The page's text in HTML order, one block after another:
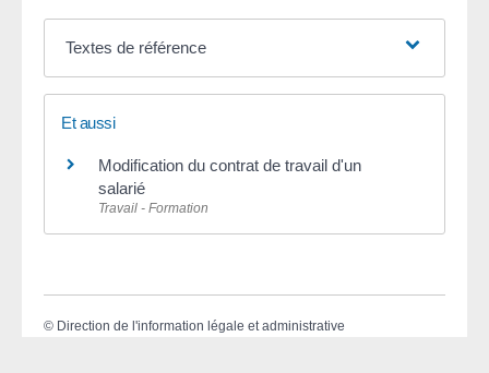
Textes de référence
Et aussi
Modification du contrat de travail d'un
salarié
Travail - Formation
© Direction de l'information légale et administrative